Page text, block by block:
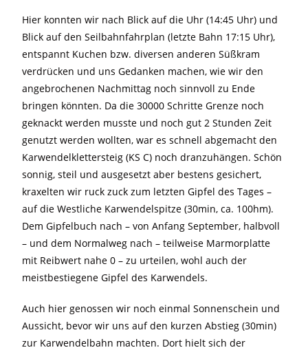
Hier konnten wir nach Blick auf die Uhr (14:45 Uhr) und
Blick auf den Seilbahnfahrplan (letzte Bahn 17:15 Uhr),
entspannt Kuchen bzw. diversen anderen Süßkram
verdrücken und uns Gedanken machen, wie wir den
angebrochenen Nachmittag noch sinnvoll zu Ende
bringen könnten. Da die 30000 Schritte Grenze noch
geknackt werden musste und noch gut 2 Stunden Zeit
genutzt werden wollten, war es schnell abgemacht den
Karwendelklettersteig (KS C) noch dranzuhängen. Schön
sonnig, steil und ausgesetzt aber bestens gesichert,
kraxelten wir ruck zuck zum letzten Gipfel des Tages –
auf die Westliche Karwendelspitze (30min, ca. 100hm).
Dem Gipfelbuch nach – von Anfang September, halbvoll
– und dem Normalweg nach – teilweise Marmorplatte
mit Reibwert nahe 0 – zu urteilen, wohl auch der
meistbestiegene Gipfel des Karwendels.
Auch hier genossen wir noch einmal Sonnenschein und
Aussicht, bevor wir uns auf den kurzen Abstieg (30min)
zur Karwendelbahn machten. Dort hielt sich der